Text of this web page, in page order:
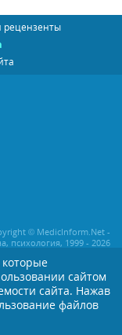
рецензенты
© MedicInform.Net -
психология, 1999 - 2026
сайта строго
при наличии
Редакция не всегда
которые
сайтом
сайта. Нажав
файлов